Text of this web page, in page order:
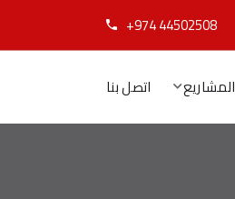
+974 44502508
اتصل بنا المشاريع